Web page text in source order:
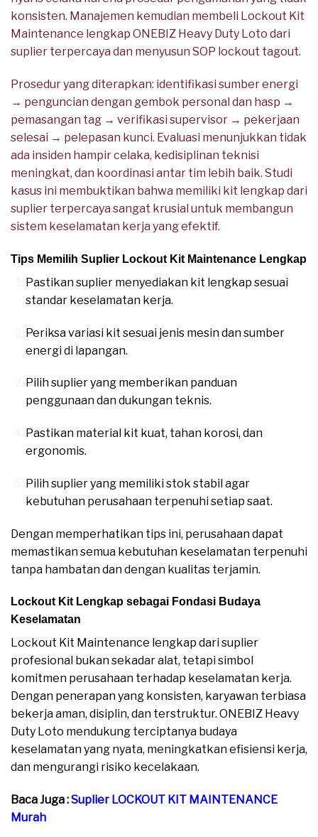
konsisten. Manajemen kemudian membeli Lockout Kit
Maintenance lengkap ONEBIZ Heavy Duty Loto dari
suplier terpercaya dan menyusun SOP lockout tagout.
Prosedur yang diterapkan: identifikasi sumber energi
→ penguncian dengan gembok personal dan hasp →
pemasangan tag → verifikasi supervisor → pekerjaan
selesai → pelepasan kunci. Evaluasi menunjukkan tidak
ada insiden hampir celaka, kedisiplinan teknisi
meningkat, dan koordinasi antar tim lebih baik. Studi
kasus ini membuktikan bahwa memiliki kit lengkap dari
suplier terpercaya sangat krusial untuk membangun
sistem keselamatan kerja yang efektif.
Tips Memilih Suplier Lockout Kit Maintenance Lengkap
Pastikan suplier menyediakan kit lengkap sesuai
standar keselamatan kerja.
Periksa variasi kit sesuai jenis mesin dan sumber
energi di lapangan.
Pilih suplier yang memberikan panduan
penggunaan dan dukungan teknis.
Pastikan material kit kuat, tahan korosi, dan
ergonomis.
Pilih suplier yang memiliki stok stabil agar
kebutuhan perusahaan terpenuhi setiap saat.
Dengan memperhatikan tips ini, perusahaan dapat
memastikan semua kebutuhan keselamatan terpenuhi
tanpa hambatan dan dengan kualitas terjamin.
Lockout Kit Lengkap sebagai Fondasi Budaya
Keselamatan
Lockout Kit Maintenance lengkap dari suplier
profesional bukan sekadar alat, tetapi simbol
komitmen perusahaan terhadap keselamatan kerja.
Dengan penerapan yang konsisten, karyawan terbiasa
bekerja aman, disiplin, dan terstruktur. ONEBIZ Heavy
Duty Loto mendukung terciptanya budaya
keselamatan yang nyata, meningkatkan efisiensi kerja,
dan mengurangi risiko kecelakaan.
Baca Juga :Suplier LOCKOUT KIT MAINTENANCE
Murah